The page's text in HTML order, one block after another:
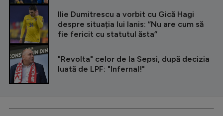
Ilie Dumitrescu a vorbit cu Gică Hagi
despre situația lui Ianis: ”Nu are cum să
fie fericit cu statutul ăsta”
"Revolta" celor de la Sepsi, după decizia
luată de LPF: "Infernal!"